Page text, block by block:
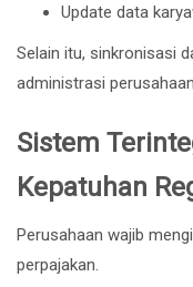
Update data
Selain itu, sinkronisasi
administrasi
Sistem
Kepatuhan
Perusahaan wajib
perpajakan.